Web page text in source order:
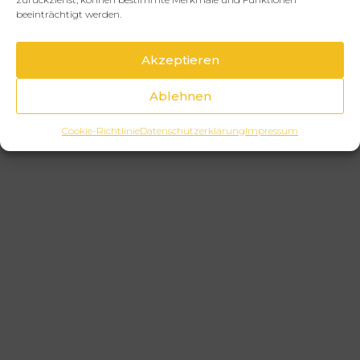
beeinträchtigt werden.
Akzeptieren
Ablehnen
Cookie-RichtlinieDatenschutzerklärungImpressum